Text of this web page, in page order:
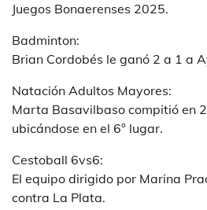
Juegos Bonaerenses 2025.
Badminton:
Brian Cordobés le ganó 2 a 1 a
Natación Adultos Mayores:
Marta Basavilbaso compitió en
ubicándose en el 6° lugar.
Cestoball 6vs6:
El equipo dirigido por Marina
contra La Plata.